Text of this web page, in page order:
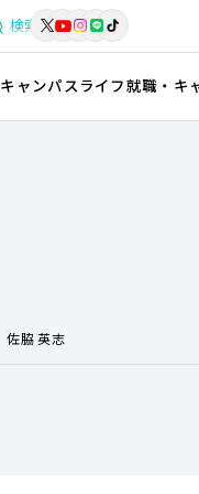
検索
キャンパスライフ就職・キ
佐脇 英志